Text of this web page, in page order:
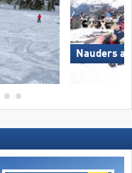
Nauders